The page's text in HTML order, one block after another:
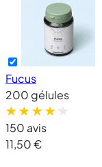
Fucus
200 gélules
150 avis
11,50 €